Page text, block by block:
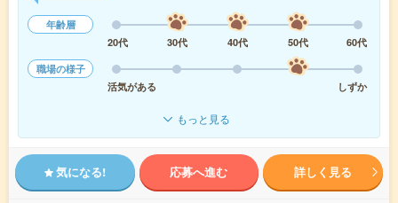
年齢層
20代
30代 40代 50代
60代
職場の様子
活気がある
しずか
もっと見る
気になる! 応募へ進む 詳しく見る